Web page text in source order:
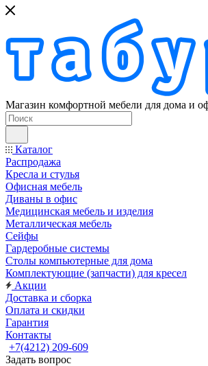
Магазин комфортной мебели для дома и
Каталог
Распродажа
Кресла и стулья
Офисная мебель
Диваны в офис
Медицинская мебель и изделия
Металлическая мебель
Сейфы
Гардеробные системы
Столы компьютерные для дома
Комплектующие (запчасти) для кресел
Акции
Доставка и сборка
Оплата и скидки
Гарантия
Контакты
+7(4212) 209-609
Задать вопрос